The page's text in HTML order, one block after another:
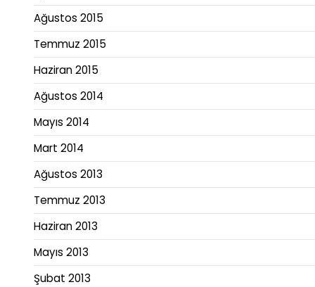
Ağustos 2015
Temmuz 2015
Haziran 2015
Ağustos 2014
Mayıs 2014
Mart 2014
Ağustos 2013
Temmuz 2013
Haziran 2013
Mayıs 2013
Şubat 2013